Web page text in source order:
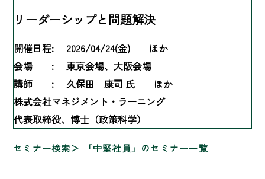
リーダーシップと問題解決
開催日程:
2026/04/24(金) ほか
会場 :
東京会場、大阪会場
講師 :
久保田 康司 氏 ほか
株式会社マネジメント・ラーニング
代表取締役、博士（政策科学）
セミナー検索 「中堅社員」のセミナー一覧